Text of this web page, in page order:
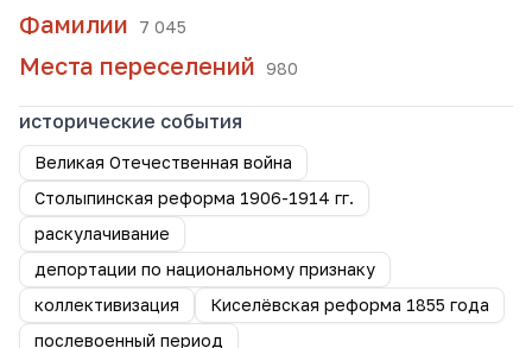
Фамилии 7 045
Места переселений 980
исторические события
Великая Отечественная война
Столыпинская реформа 1906-1914 гг.
раскулачивание
депортации по национальному признаку
коллективизация
Киселёвская реформа 1855 года
послевоенный период